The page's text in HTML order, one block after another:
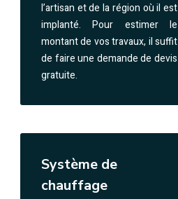
l’artisan et de la région où il est
implanté. Pour estimer le
montant de vos travaux, il suffit
de faire une demande de devis
gratuite.
Système de
chauffage